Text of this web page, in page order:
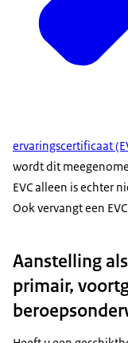
ervaringscertificaat
wordt dit
EVC alleen is echter
Ook vervangt een
Aanstelling
primair,